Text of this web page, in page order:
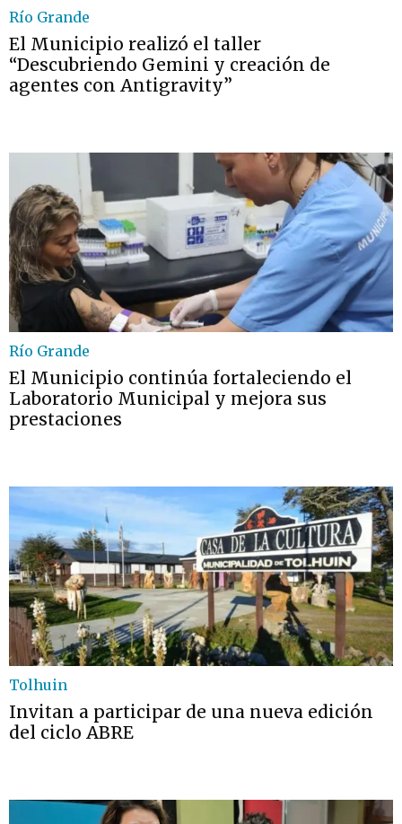
Río Grande
El Municipio realizó el taller
“Descubriendo Gemini y creación de
agentes con Antigravity”
Río Grande
El Municipio continúa fortaleciendo el
Laboratorio Municipal y mejora sus
prestaciones
Tolhuin
Invitan a participar de una nueva edición
del ciclo ABRE